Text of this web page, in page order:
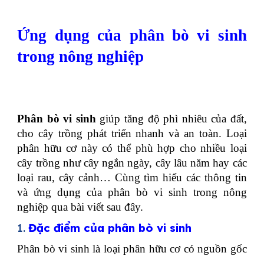
Ứng dụng của phân bò vi sinh
trong nông nghiệp
Phân bò vi sinh giúp tăng độ phì nhiêu của đất,
cho cây trồng phát triển nhanh và an toàn. Loại
phân hữu cơ này có thể phù hợp cho nhiều loại
cây trồng như cây ngắn ngày, cây lâu năm hay các
loại rau, cây cảnh… Cùng tìm hiểu các thông tin
và ứng dụng của phân bò vi sinh trong nông
nghiệp qua bài viết sau đây.
1.Đặc điểm của phân bò vi sinh
Phân bò vi sinh là loại phân hữu cơ có nguồn gốc